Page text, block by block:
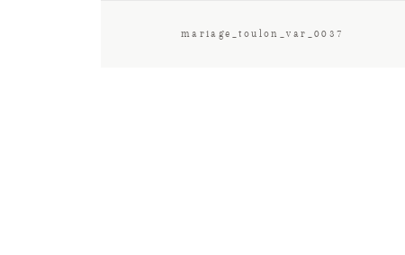
mariage_toulon_var_0037